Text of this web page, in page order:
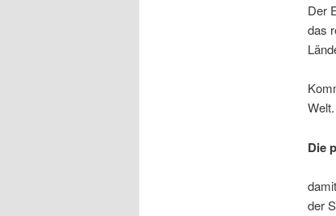
Der
das
Welt.
Die
der